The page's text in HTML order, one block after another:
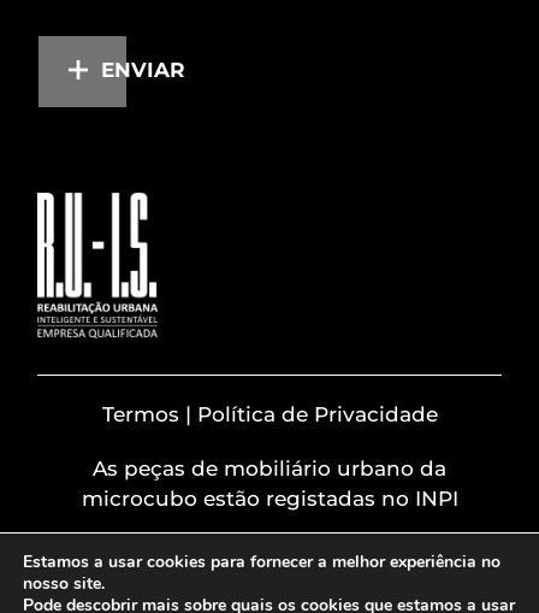
ENVIAR
Termos | Política de Privacidade
As peças de mobiliário urbano da
microcubo estão registadas no INPI
Estamos a usar cookies para fornecer a melhor experiência no
nosso site.
Pode descobrir mais sobre quais os cookies que estamos a usar